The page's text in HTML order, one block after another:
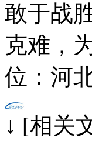
敢于战
克难，
位：河
↓